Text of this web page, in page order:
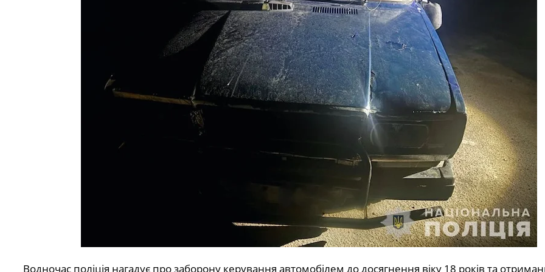
Водночас поліція нагадує про заборону керування автомобілем до досягнення віку 18 років та